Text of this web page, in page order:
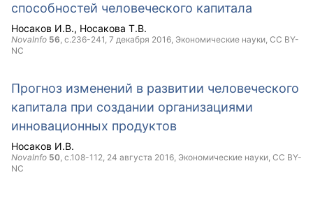
способностей человеческого капитала
Носаков И.В. Носакова Т.В.
NovaInfo 56, с.236-241, 7 декабря 2016, Экономические науки, CC BY-
NC
Прогноз изменений в развитии человеческого
капитала при создании организациями
инновационных продуктов
Носаков И.В.
NovaInfo 50, с.108-112, 24 августа 2016, Экономические науки, CC BY-
NC